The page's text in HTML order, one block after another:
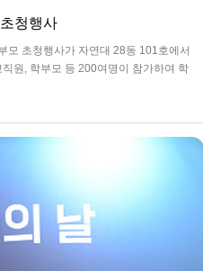
청행사
모 초청행사가 자연대 28동 101호에서
원, 학부모 등 200여명이 참가하여 학